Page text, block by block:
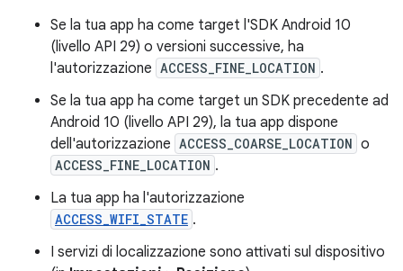
Se la tua app ha come target l'SDK Android 10
(livello API 29) o versioni successive, ha
l'autorizzazione ACCESS_FINE_LOCATION .
Se la tua app ha come target un SDK precedente ad
Android 10 (livello API 29), la tua app dispone
dell'autorizzazione ACCESS_COARSE_LOCATION o
ACCESS_FINE_LOCATION .
La tua app ha l'autorizzazione
ACCESS_WIFI_STATE .
I servizi di localizzazione sono attivati sul dispositivo